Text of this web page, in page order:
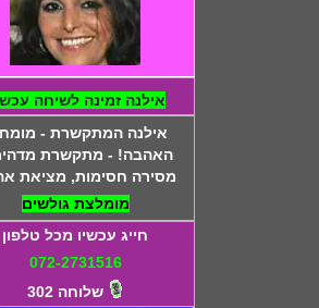
אילנה זמינה לשיחה
אילנה המתקשרת -
האהבה! - מתקשרת
מסירה חסימות, מציאת
מומלצת גולשים
חייג עכשיו מכל טלפון
072-2731516
שלוחה 302